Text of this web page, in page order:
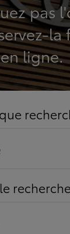
pas
en ligne.